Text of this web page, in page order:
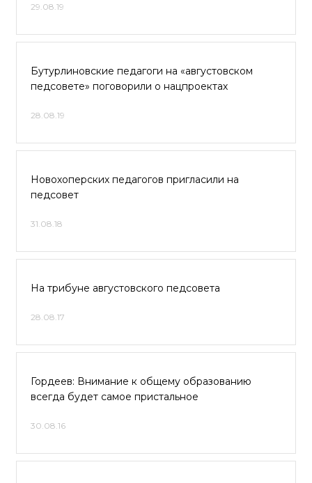
29.08.19
Бутурлиновские педагоги на «августовском
педсовете» поговорили о нацпроектах
28.08.19
Новохоперских педагогов пригласили на
педсовет
31.08.18
На трибуне августовского педсовета
28.08.17
Гордеев: Внимание к общему образованию
всегда будет самое пристальное
30.08.16